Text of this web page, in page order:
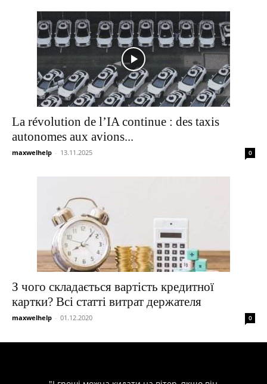
La révolution de l’IA continue : des taxis
autonomes aux avions...
maxwelhelp - 13.11.2025 0
З чого складається вартість кредитної
картки? Всі статті витрат держателя
maxwelhelp - 01.12.2020 0